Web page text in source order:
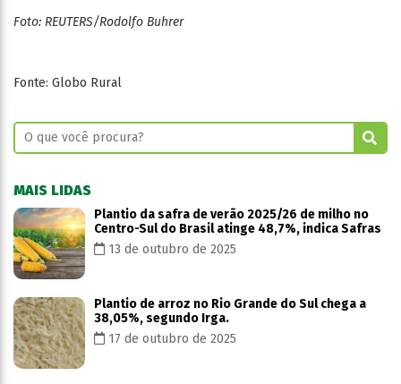
Foto: REUTERS/Rodolfo Buhrer
Fonte: Globo Rural
MAIS LIDAS
Plantio da safra de verão 2025/26 de milho no
Centro-Sul do Brasil atinge 48,7%, indica Safras
13 de outubro de 2025
Plantio de arroz no Rio Grande do Sul chega a
38,05%, segundo Irga.
17 de outubro de 2025